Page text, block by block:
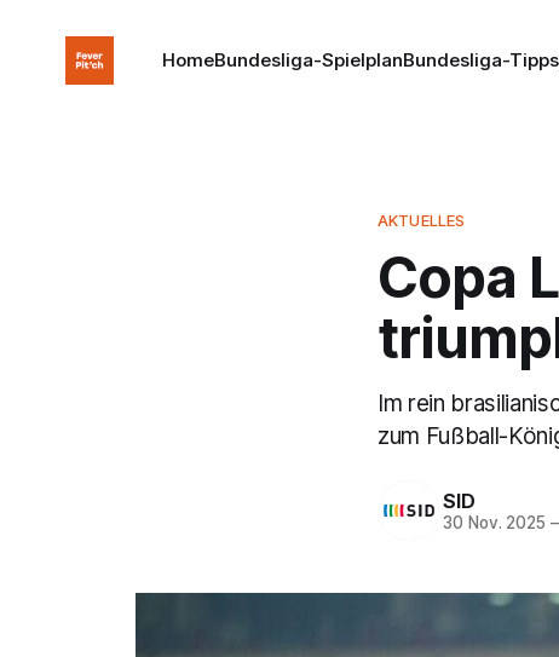
HomeBundesliga-SpielplanBundesliga-
AKTUELLES
Copa
Im rein
zum Fußball-
SID
30 Nov. 2025